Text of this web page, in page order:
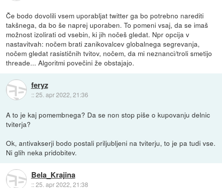
Če bodo dovolili vsem uporabljat twitter ga bo potrebno narediti
takšnega, da bo še naprej uporaben. To pomeni vsaj, da se imaš
možnost izolirati od vsebin, ki jih nočeš gledat. Npr opcija v
nastavitvah: nočem brati zanikovalcev globalnega segrevanja,
nočem gledat rasističnih tvitov, nočem, da mi neznanci/troli smetijo
threade... Algoritmi povečini že obstajajo.
feryz
::25. apr 2022, 21:36
A to je kaj pomembnega? Da se non stop piše o kupovanju delnic
tviterja?
Ok, antivakserji bodo postali priljubljeni na tviterju, to je pa tudi vse.
Ni glih neka pridobitev.
Bela_Krajina
::25. apr 2022, 21:38